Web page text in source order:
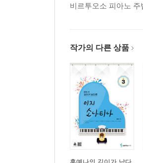
비르투오소 피아노 주
작가의 다른 상품